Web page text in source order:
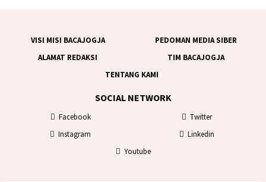
VISI MISI BACAJOGJA
PEDOMAN MEDIA SIBER
ALAMAT REDAKSI
TIM BACAJOGJA
TENTANG KAMI
SOCIAL NETWORK
Facebook
Twitter
Instagram
Linkedin
Youtube